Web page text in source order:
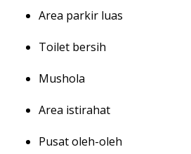
Area parkir luas
Toilet bersih
Mushola
Area istirahat
Pusat oleh-oleh